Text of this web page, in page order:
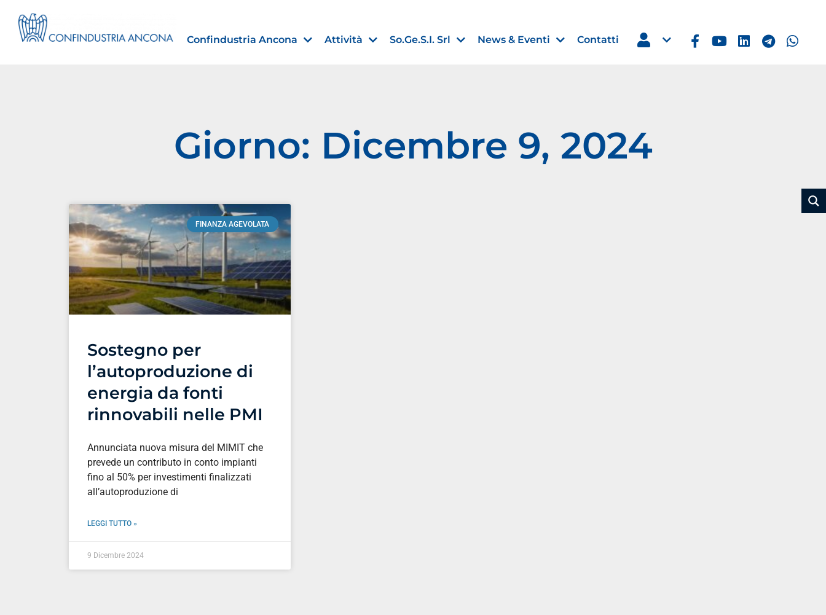
Confindustria Ancona Attività So.Ge.S.I. Srl News & Eventi
preferenziale
30 Luglio 2026
Leggi →
Finanza agevolata
“PMI, Industria e Incentivi alle Imprese
Estero
Contatti
Giorno: Dicembre 9, 2024
FINANZA AGEVOLATA
Sostegno per
l’autoproduzione di
energia da fonti
rinnovabili nelle PMI
Annunciata nuova misura del MIMIT che
prevede un contributo in conto impianti
fino al 50% per investimenti finalizzati
all’autoproduzione di
LEGGI TUTTO »
9 Dicembre 2024